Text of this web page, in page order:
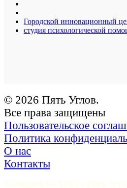
Городской инновационный
студия психологической
© 2026 Пять Углов.
Все права защищены
Пользовательское
Политика
О нас
Контакты
Учредитель ООО «Пять